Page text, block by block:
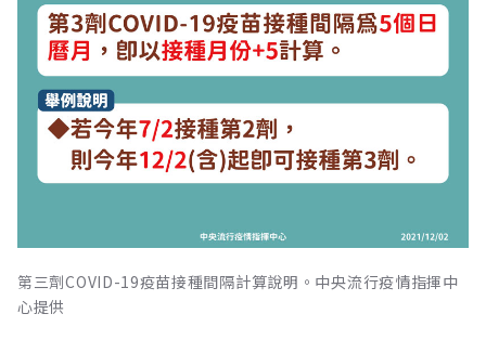
第三劑COVID-19疫苗接種間隔計算說明。中央流行疫情指揮中
心提供